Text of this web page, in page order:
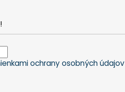
ochrany osobných údajov